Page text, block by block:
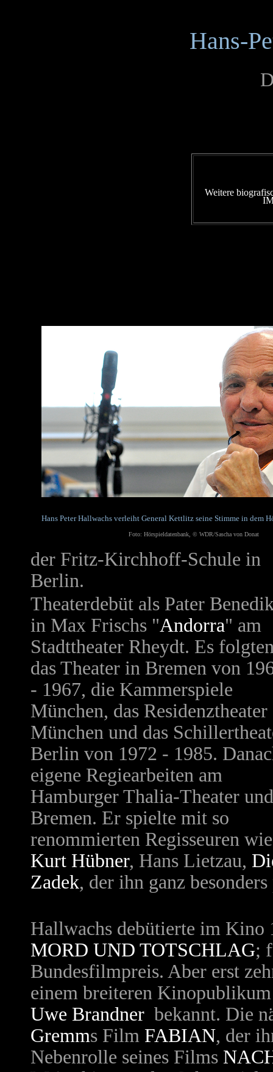
Hans-
Weitere
Hans Peter Hallwachs verleiht General Kettlitz seine Stimme in dem
Foto: Hörspieldatenbank, © WDR/Sascha von Donat
der Fritz-Kirchhoff-Schule in
Berlin.
Theaterdebüt als Pater
in Max Frischs "Andorra" am
Stadttheater Rheydt. Es
das Theater in Bremen von
- 1967, die Kammerspiele
München, das Residenztheater
München und das
Berlin von 1972 - 1985.
eigene Regiearbeiten am
Hamburger Thalia-Theater
Bremen. Er spielte mit so
renommierten Regisseuren wie
Kurt Hübner, Hans Lietzau,
Zadek, der ihn ganz
Hallwachs debütierte im Kino
MORD UND TOTSCHLAG;
Bundesfilmpreis. Aber erst
einem breiteren
Uwe Brandner bekannt. Die
Gremms Film FABIAN, der
Nebenrolle seines Films